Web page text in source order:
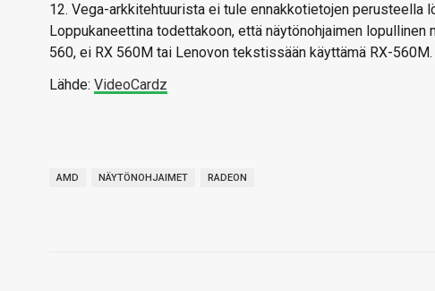
12. Vega-arkkitehtuurista ei tule ennakkotietojen perusteella
Loppukaneettina todettakoon, että näytönohjaimen
560, ei RX 560M tai Lenovon tekstissään käyttämä RX-560M.
Lähde: VideoCardz
AMD NÄYTÖNOHJAIMET RADEON